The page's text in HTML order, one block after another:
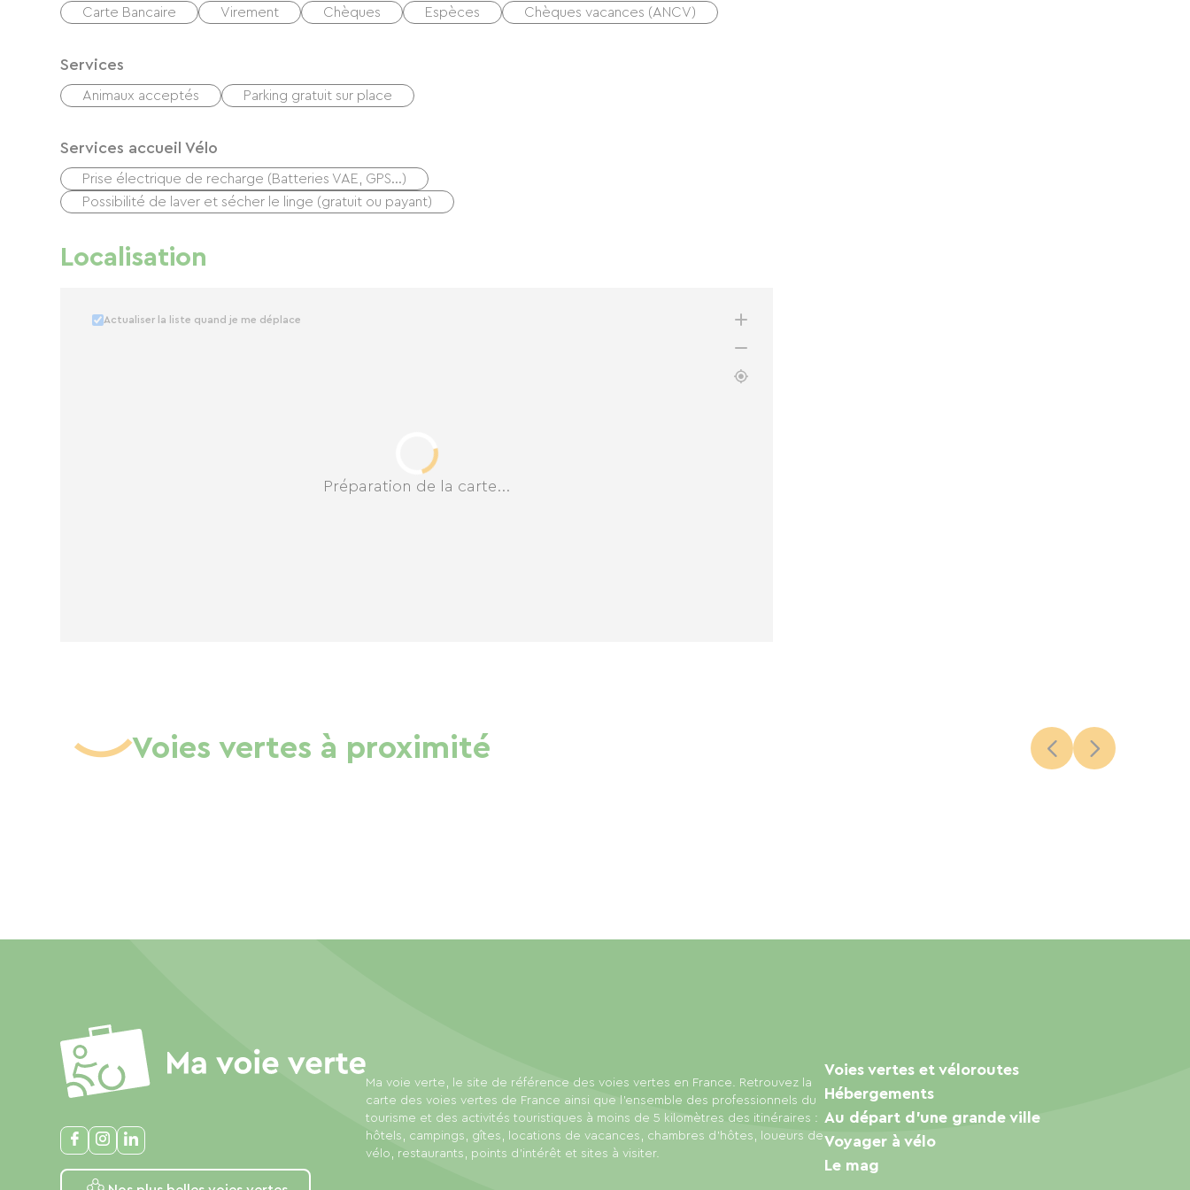
Carte Bancaire Virement Chèques Espèces Chèques vacances (ANCV)
Services
Animaux acceptés Parking gratuit sur place
Services accueil Vélo
Prise électrique de recharge (Batteries VAE, GPS…)
Possibilité de laver et sécher le linge (gratuit ou payant)
Localisation
Préparation de la carte...
Actualiser la liste quand je me déplace
Voies vertes à proximité
Ma voie verte, le site de référence des voies vertes en France. Retrouvez la
carte des voies vertes de France ainsi que l'ensemble des professionnels du
tourisme et des activités touristiques à moins de 5 kilomètres des itinéraires :
hôtels, campings, gîtes, locations de vacances, chambres d'hôtes, loueurs de
vélo, restaurants, points d'intérêt et sites à visiter.
Voies vertes et véloroutes
Hébergements
Au départ d'une grande ville
Voyager à vélo
Le mag